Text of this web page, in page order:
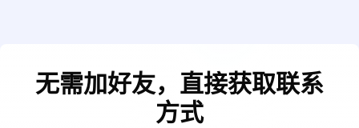
无需加好友，直接获取联系
方式